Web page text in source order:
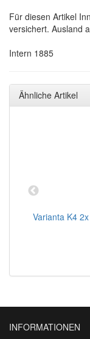
Für diesen Artikel
versichert. Ausland
Intern 1885
Ähnliche Artikel
Varianta K4
INFORMATIONEN